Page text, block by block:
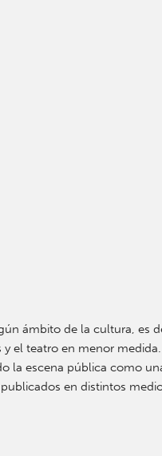
ámbito de la cultura, es
el teatro en menor
escena pública como
en distintos